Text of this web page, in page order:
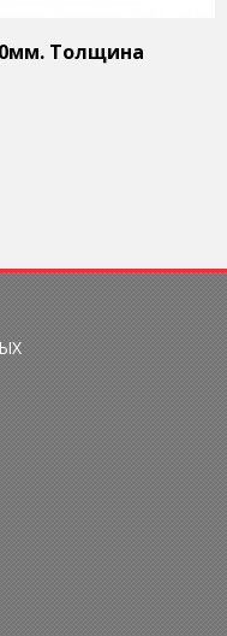
Толщина